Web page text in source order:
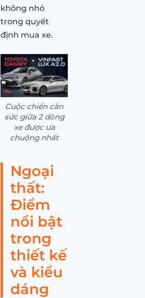
không nhỏ
trong quyết
định mua xe.
Cuộc chiến cân
sức giữa 2 dòng
xe được ưa
chuộng nhất
Ngoại
thất:
Điểm
nổi bật
trong
thiết kế
và kiểu
dáng